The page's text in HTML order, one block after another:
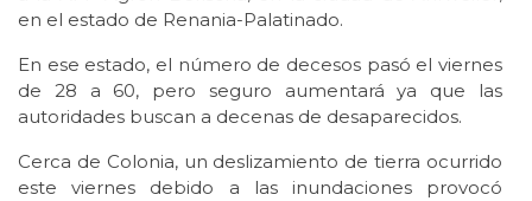
en el estado de Renania-Palatinado.
En ese estado, el número de decesos pasó el viernes
de 28 a 60, pero seguro aumentará ya que las
autoridades buscan a decenas de desaparecidos.
Cerca de Colonia, un deslizamiento de tierra ocurrido
este viernes debido a las inundaciones provocó